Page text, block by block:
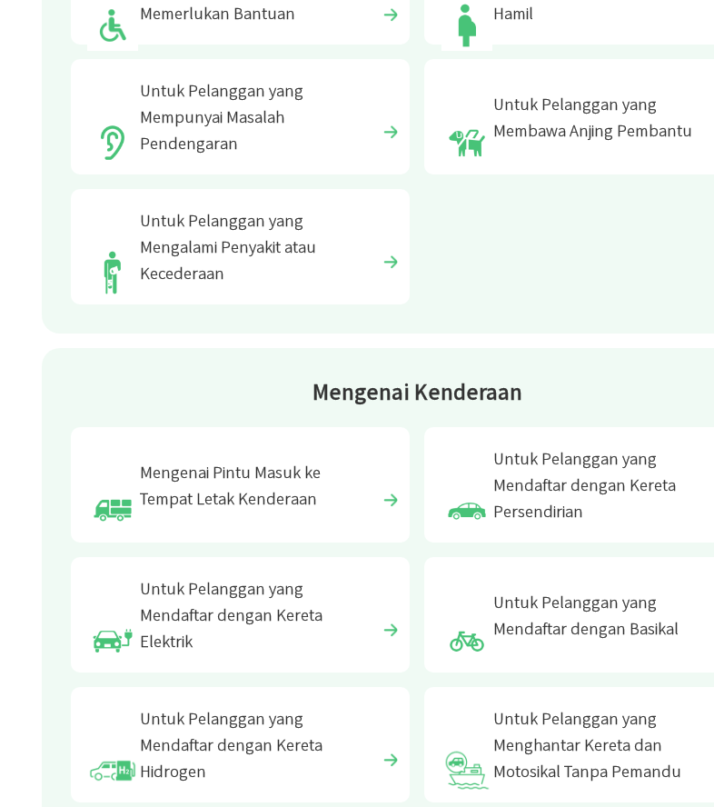
Memerlukan Bantuan
Hamil
Untuk Pelanggan yang
Mempunyai Masalah
Pendengaran
Untuk Pelanggan yang
Membawa Anjing Pembantu
Untuk Pelanggan yang
Mengalami Penyakit atau
Kecederaan
Mengenai Kenderaan
Mengenai Pintu Masuk ke
Tempat Letak Kenderaan
Untuk Pelanggan yang
Mendaftar dengan Kereta
Persendirian
Untuk Pelanggan yang
Mendaftar dengan Kereta
Elektrik
Untuk Pelanggan yang
Mendaftar dengan Basikal
Untuk Pelanggan yang
Mendaftar dengan Kereta
Hidrogen
Untuk Pelanggan yang
Menghantar Kereta dan
Motosikal Tanpa Pemandu